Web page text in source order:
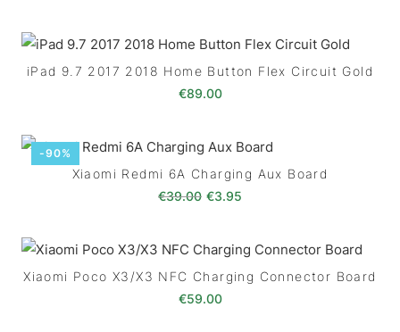
iPad 9.7 2017 2018 Home Button Flex Circuit Gold
€89.00
-90%
Xiaomi Redmi 6A Charging Aux Board
€39.00 O preço original era: €39.00.
€3.95
Xiaomi Poco X3/X3 NFC Charging Connector Board
€59.00